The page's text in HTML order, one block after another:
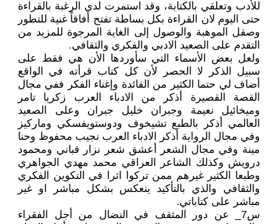
للأدب وتعلقي بالكتابة، وقد استمرت لدي الرغبة بالقراءة
حتى اليوم لان القراءة بكل بساطة تفتح أفاقاً غنية للتطور
وصقل الموهبة والوصول إلى الغاية المرجوة للمزيد من
التقدم على الصعيد الادبي والفكري والثقافي.
ولعل بعض الأسماء التي سأوردها الأن هي فقط على
سبيل الذكر لا الحصر لأن كل كتاب قرأته في الواقع
أضاف لي حتما الكثير من الفائدة وإغناء الفكر ففي مجال
القصة القصيرة أذكر من الادباء العرب زكريا تامر
وميخائيل نعيمة وجبران خليل جبران وعلى الصعيد
العالمي أذكر بالطبع تشيخوف ودوستويفسكي وماركيز
وفي مجال الرواية أذكر الادباء العرب نجيب محفوظ وحنا
مينة وفي مجال الشعر أعشق شعر نزار قباني ومحمود
درويش وكذلك الشاعر العراقي محمد مهدي الجواهري
وطبعا الكثير غيرهم ممن تركوا اثرا في التكوين الفكري
والثقافي والذي بالتأكيد ينعكس بشكل مباشر او غير
مباشر على كتاباتي.
س7_ عن دور المثقف في النضال من أجل الفقراء